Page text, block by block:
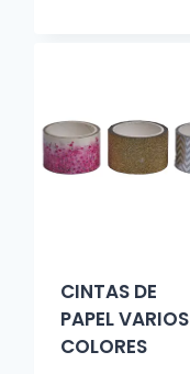
CINTAS DE
PAPEL VARIOS
COLORES